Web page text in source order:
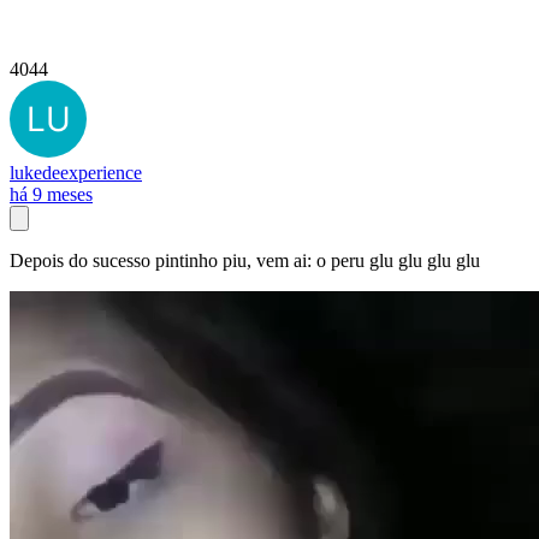
4044
lukedeexperience
há 9 meses
Depois do sucesso pintinho piu, vem ai: o peru glu glu glu glu